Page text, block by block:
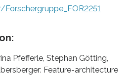
Pfefferle, Stephan Götting,
Feature-architecture